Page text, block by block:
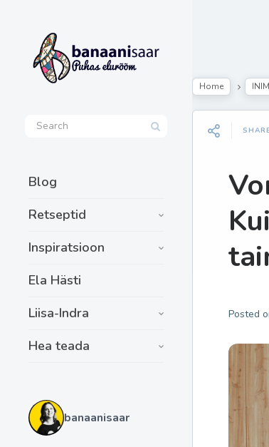
Blog
Retseptid
Inspiratsioon
Ela Hästi
Liisa-Indra
Hea teada
banaanisaar
Home
Posted